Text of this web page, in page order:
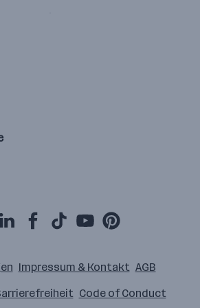
Impressum & Kontakt AGB
Code of Conduct